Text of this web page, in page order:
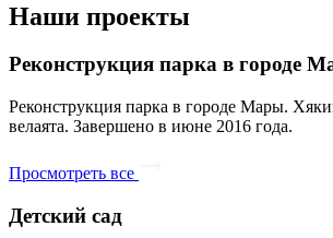
Наши проекты
Реконструкция парка в городе
Реконструкция парка в городе Мары.
велаята. Завершено в июне 2016 года.
Просмотреть все
Детский сад